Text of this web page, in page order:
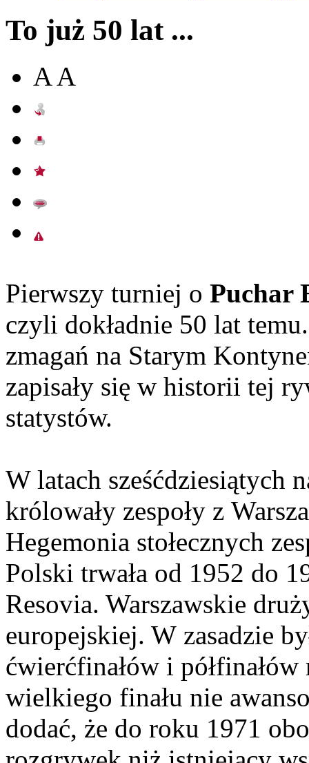
To już 50 lat ...
A A
Pierwszy turniej o Puchar
czyli dokładnie 50 lat
zmagań na Starym
zapisały się w historii tej
statystów.
W latach sześćdziesiątych
królowały zespoły z
Hegemonia stołecznych
Polski trwała od 1952 do
Resovia. Warszawskie
europejskiej. W zasadzie
ćwierćfinałów i
wielkiego finału nie
dodać, że do roku 1971